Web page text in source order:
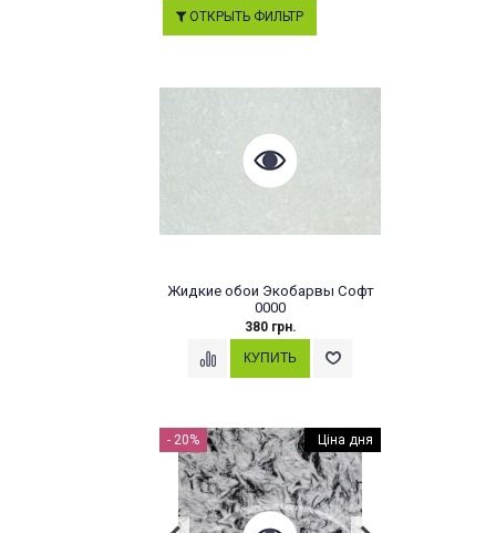
ОТКРЫТЬ ФИЛЬТР
Жидкие обои Экобарвы Софт
0000
380 грн.
- 20% ЦІНА ДНЯ
Ціна дня